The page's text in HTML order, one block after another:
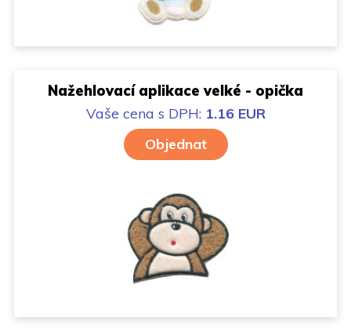
Nažehlovací aplikace velké - opička
Vaše cena s DPH: 1.16 EUR
Objednat